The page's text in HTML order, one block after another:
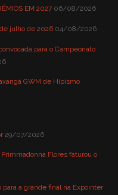
EM 2027 06/08/2026
julho de 2026 04/08/2026
para o Campeonato
GWM de Hipismo
29/07/2026
Flores faturou o
a grande final na Expointer